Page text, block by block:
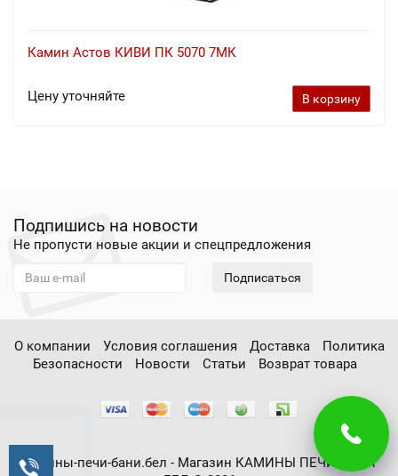
Камин Астов КИВИ ПК 5070 7МК
Цену уточняйте В корзину
Подпишись на новости
Не пропусти новые акции и спецпредложения
Подписаться
О компании Условия соглашения Доставка
Политика
Безопасности
Новости Статьи Возврат товара
камины-печи-бани.бел - Магазин КАМИНЫ ПЕЧИ БАНИ